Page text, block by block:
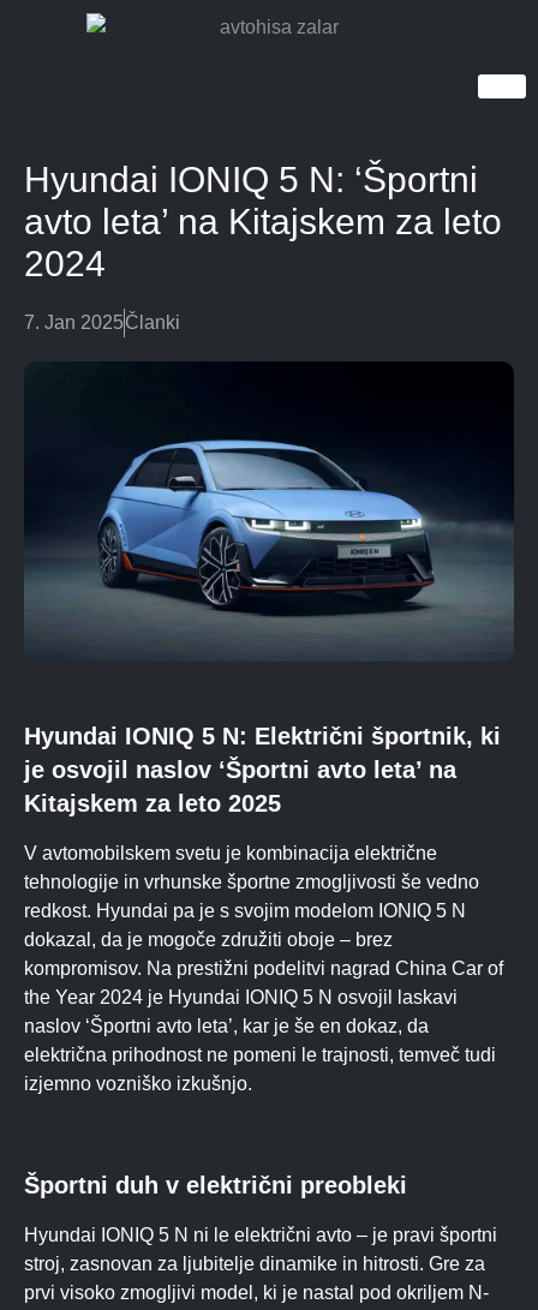
Hyundai IONIQ 5 N: ‘Športni
avto leta’ na Kitajskem za leto
2024
7. Jan 2025Članki
Hyundai IONIQ 5 N: Električni športnik, ki
je osvojil naslov ‘Športni avto leta’ na
Kitajskem za leto 2025
V avtomobilskem svetu je kombinacija električne
tehnologije in vrhunske športne zmogljivosti še vedno
redkost. Hyundai pa je s svojim modelom IONIQ 5 N
dokazal, da je mogoče združiti oboje – brez
kompromisov. Na prestižni podelitvi nagrad China Car of
the Year 2024 je Hyundai IONIQ 5 N osvojil laskavi
naslov ‘Športni avto leta’, kar je še en dokaz, da
električna prihodnost ne pomeni le trajnosti, temveč tudi
izjemno vozniško izkušnjo.
Športni duh v električni preobleki
Hyundai IONIQ 5 N ni le električni avto – je pravi športni
stroj, zasnovan za ljubitelje dinamike in hitrosti. Gre za
prvi visoko zmogljivi model, ki je nastal pod okriljem N-